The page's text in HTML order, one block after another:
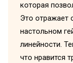
которая
Это отражает
настольном
линейности.
что нравится